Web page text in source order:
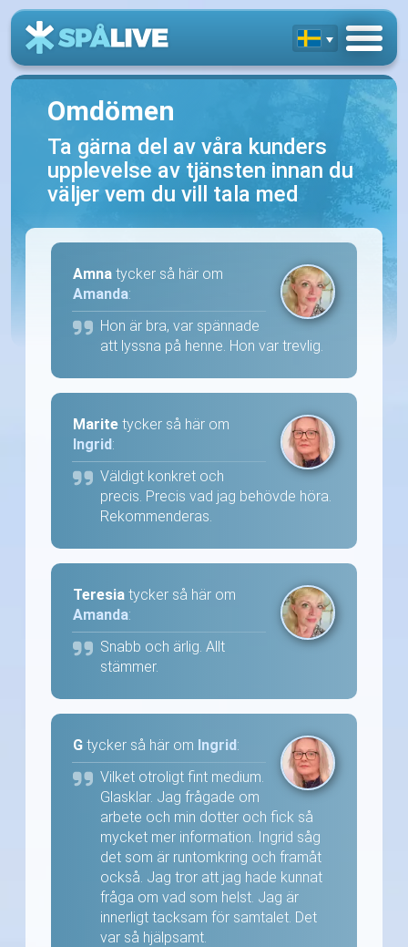
Omdömen
Ta gärna del av våra kunders
upplevelse av tjänsten innan du
väljer vem du vill tala med
Amna tycker så här om
Amanda:
Hon är bra, var spännade
att lyssna på henne. Hon var trevlig.
Marite tycker så här om
Ingrid:
Väldigt konkret och
precis. Precis vad jag behövde höra.
Rekommenderas.
Teresia tycker så här om
Amanda:
Snabb och ärlig. Allt
stämmer.
G tycker så här om Ingrid:
Vilket otroligt fint medium.
Glasklar. Jag frågade om
arbete och min dotter och fick så
mycket mer information. Ingrid såg
det som är runtomkring och framåt
också. Jag tror att jag hade kunnat
fråga om vad som helst. Jag är
innerligt tacksam för samtalet. Det
var så hjälpsamt.